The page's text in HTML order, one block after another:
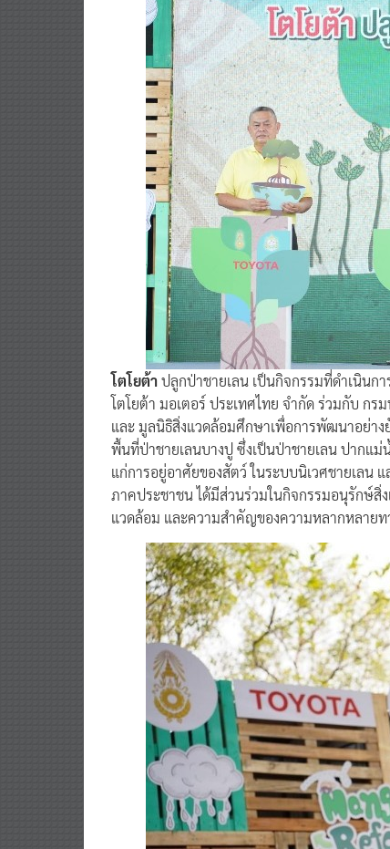
โตโยต้าปลูกป่าชายเลน เป็นกิจกรรมที่ดำเนินก
โตโยต้า มอเตอร์ ประเทศไทย จำกัด ร่วมกับ ก
และ มูลนิธิสิ่งแวดล้อมศึกษาเพื่อการพัฒนาอย่าง
พื้นที่ป่าชายเลนบางปู ซึ่งเป็นป่าชายเลน ปากแ
แก่การอยู่อาศัยของสัตว์ ในระบบนิเวศชายเลน
ภาคประชาชน ได้มีส่วนร่วมในกิจกรรมอนุรักษ์
แวดล้อม และความสำคัญของความหลากหลาย